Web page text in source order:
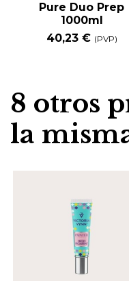
Pure Duo Prep
1000ml
40,23 € (PVP)
8 otros
la